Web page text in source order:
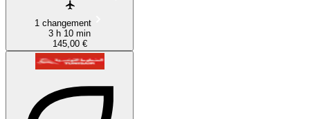
1 changement
3 h 10 min
145,00 €